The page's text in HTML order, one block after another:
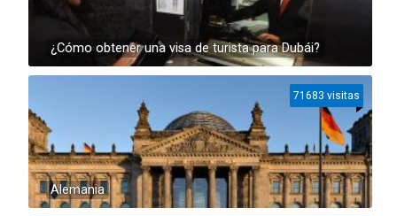
¿Cómo obtener una visa de turista para Dubái?
Alemania
71683 visitas